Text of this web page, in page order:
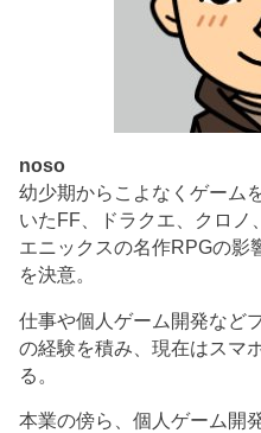
noso
幼少期からこよなくゲーム
いたFF、ドラクエ、クロノ
エニックスの名作RPGの影
を決意。
仕事や個人ゲーム開発など
の経験を積み、現在はスマ
る。
本業の傍ら、個人ゲーム開